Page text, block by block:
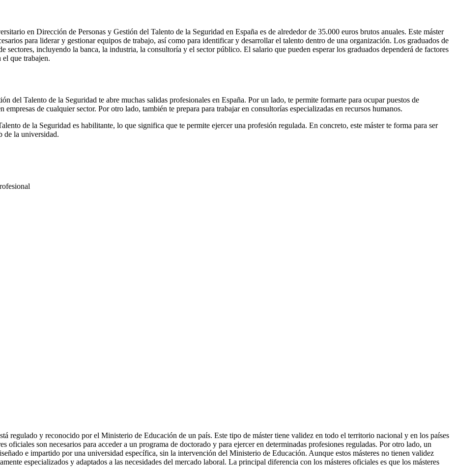
en Dirección de Personas y Gestión del Talento de la Seguridad en España es de alrededor de 35.000 euros brutos anuales. Este máster
para liderar y gestionar equipos de trabajo, así como para identificar y desarrollar el talento dentro de una organización. Los graduados de
sectores, incluyendo la banca, la industria, la consultoría y el sector público. El salario que pueden esperar los graduados dependerá de factores
que trabajen.
del Talento de la Seguridad te abre muchas salidas profesionales en España. Por un lado, te permite formarte para ocupar puestos de
de cualquier sector. Por otro lado, también te prepara para trabajar en consultorías especializadas en recursos humanos.
de la Seguridad es habilitante, lo que significa que te permite ejercer una profesión regulada. En concreto, este máster te forma para ser
de la universidad.
regulado y reconocido por el Ministerio de Educación de un país. Este tipo de máster tiene validez en todo el territorio nacional y en los países
son necesarios para acceder a un programa de doctorado y para ejercer en determinadas profesiones reguladas. Por otro lado, un
e impartido por una universidad específica, sin la intervención del Ministerio de Educación. Aunque estos másteres no tienen validez
especializados y adaptados a las necesidades del mercado laboral. La principal diferencia con los másteres oficiales es que los másteres